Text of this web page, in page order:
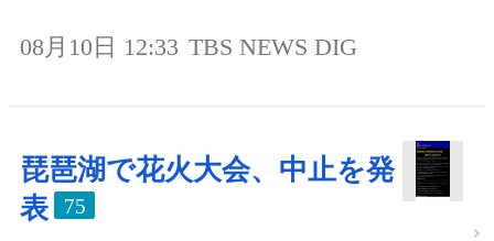
08月10日 12:33 TBS NEWS DIG
琵琶湖で花火大会、中止を発
表
75